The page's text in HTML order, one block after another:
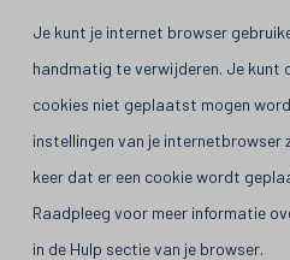
Je kunt je internet browser
handmatig te verwijderen. Je kunt
cookies niet geplaatst mogen
instellingen van je internetbrowser
keer dat er een cookie wordt
Raadpleeg voor meer informatie
in de Hulp sectie van je browser.